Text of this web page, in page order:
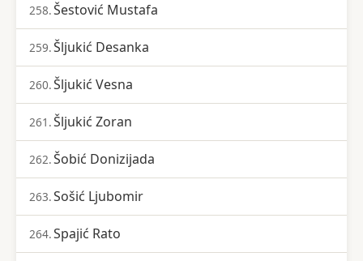
258.Šestović Mustafa
259.Šljukić Desanka
260.Šljukić Vesna
261.Šljukić Zoran
262.Šobić Donizijada
263.Sošić Ljubomir
264.Spajić Rato